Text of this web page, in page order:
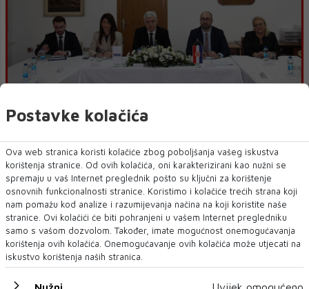
Postavke kolačića
Ova web stranica koristi kolačiće zbog poboljšanja vašeg iskustva
korištenja stranice. Od ovih kolačića, oni karakterizirani kao nužni se
spremaju u vaš Internet preglednik pošto su ključni za korištenje
osnovnih funkcionalnosti stranice. Koristimo i kolačiće trećih strana koji
nam pomažu kod analize i razumijevanja načina na koji koristite naše
stranice. Ovi kolačići će biti pohranjeni u vašem Internet pregledniku
samo s vašom dozvolom. Također, imate mogućnost onemogućavanja
korištenja ovih kolačića. Onemogućavanje ovih kolačića može utjecati na
iskustvo korištenja naših stranica.